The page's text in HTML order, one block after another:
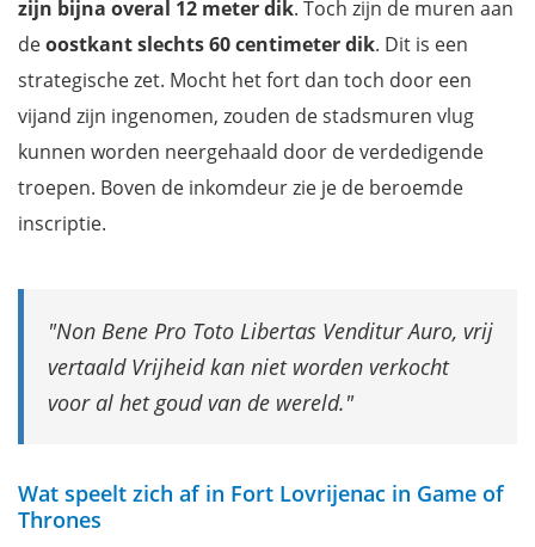
zijn bijna overal 12 meter dik. Toch zijn de muren aan
deoostkant slechts 60 centimeter dik. Dit is een
strategische zet. Mocht het fort dan toch door een
vijand zijn ingenomen, zouden de stadsmuren vlug
kunnen worden neergehaald door de verdedigende
troepen. Boven de inkomdeur zie je de beroemde
inscriptie.
Non Bene Pro Toto Libertas Venditur Auro, vrij
vertaald Vrijheid kan niet worden verkocht
voor al het goud van de wereld.
Wat speelt zich af in Fort Lovrijenac in Game of
Thrones